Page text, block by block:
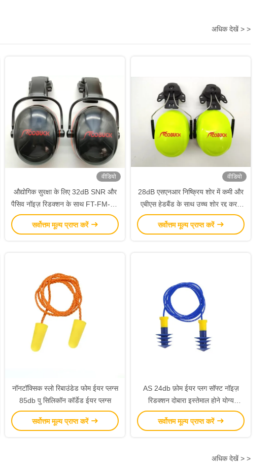
अधिक देखें > >
वीडियो
औद्योगिक सुरक्षा के लिए 32dB SNR और
पैसिव नॉइज़ रिडक्शन के साथ FT-FM-3E
ABS मटेरियल ईयरमफ़्स
सर्वोत्तम मूल्य प्राप्त करें
वीडियो
28dB एसएनआर निष्क्रिय शोर में कमी और
एबीएस हेडबैंड के साथ उच्च शोर रद्द करने
वाले ईयरक्राफ्ट
सर्वोत्तम मूल्य प्राप्त करें
नॉनटॉक्सिक स्लो रिबाउंडेड फोम ईयर प्लग्स
85db पु सिलिकॉन कॉर्डेड ईयर प्लग्स
सर्वोत्तम मूल्य प्राप्त करें
AS 24db फ़ोम ईयर प्लग सॉफ्ट नॉइज़
रिडक्शन दोबारा इस्तेमाल होने योग्य
ईयरप्लग सोने के लिए
सर्वोत्तम मूल्य प्राप्त करें
अधिक देखें > >